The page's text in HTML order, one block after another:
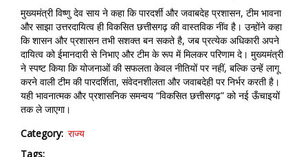
मुख्यमंत्री विष्णु देव साय ने कहा कि पारदर्शी और जवाबदेह प्रशासन, टीम भावना
और साझा उत्तरदायित्व ही विकसित छत्तीसगढ़ की वास्तविक नींव है। उन्होंने कहा
कि शासन और प्रशासन तभी सशक्त बन सकते है, जब प्रत्येक अधिकारी अपने
दायित्व को ईमानदारी से निभाए और टीम के रूप में मिलकर परिणाम दे। मुख्यमंत्री
ने स्पष्ट किया कि योजनाओं की सफलता केवल नीतियों पर नहीं, बल्कि उन्हें लागू
करने वाली टीम की पारदर्शिता, संवेदनशीलता और जवाबदेही पर निर्भर करती है।
यही भावनात्मक और प्रशासनिक समन्वय “विकसित छत्तीसगढ़” को नई ऊँचाइयों
तक ले जाएगा।
Category राज्य
Tags